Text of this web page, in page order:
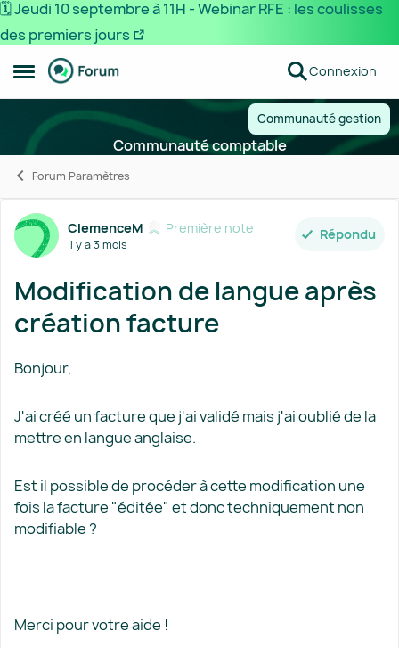
🗓️ Jeudi 10 septembre à 11H - Webinar RFE : les coulisses
des premiers jours
Ouvrir Menu Latéral
Passer au contenu Connexion
Communauté gestion
Communauté comptable
Forum Paramètres
Forum Discussion
ClemenceM Première note
il y a 3 mois
Répondu
Modification de langue après
création facture
Bonjour,
J'ai créé un facture que j'ai validé mais j'ai oublié de la
mettre en langue anglaise.
Est il possible de procéder à cette modification une
fois la facture "éditée" et donc techniquement non
modifiable ?
Merci pour votre aide !